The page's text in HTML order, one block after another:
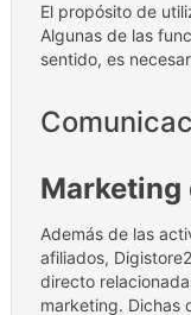
El propósito de
Algunas de las
sentido, es
Además de las
afiliados,
directo
marketing. Dichas